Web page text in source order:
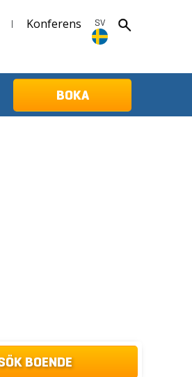
Konferens SV
SV
BOKA